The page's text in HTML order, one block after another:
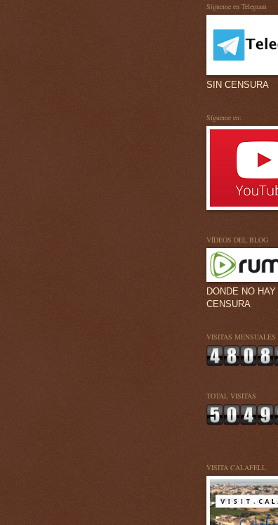
Sígueme en Telegram
SIN CENSURA
Sígueme en:
VÍDEOS DEL BLOG
DONDE NO HAY
CENSURA
VISITAS MENSUALES
TOTAL VISITAS
VISITA CALAFELL